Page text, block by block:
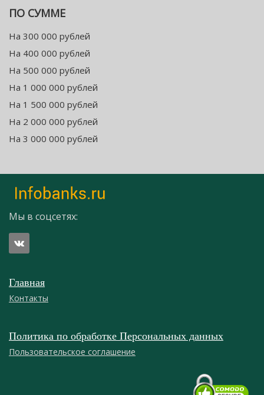
ПО СУММЕ
На 300 000 рублей
На 400 000 рублей
На 500 000 рублей
На 1 000 000 рублей
На 1 500 000 рублей
На 2 000 000 рублей
На 3 000 000 рублей
Мы в соцсетях:
Главная
Контакты
Политика по обработке Персональных данных
Пользовательское соглашение